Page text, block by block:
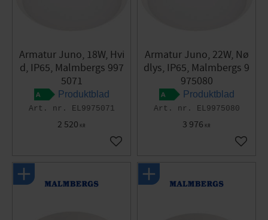
Armatur Juno, 18W, Hvi
d, IP65, Malmbergs 997
5071
Produktblad
EL9975071
2 520 KR
Gem som favorit
Armatur Juno, 22W, Nø
dlys, IP65, Malmbergs 9
975080
Produktblad
EL9975080
3 976 KR
Gem